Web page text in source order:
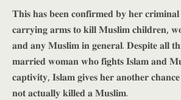
𝐓𝐡𝐢𝐬 𝐡𝐚𝐬 𝐛𝐞𝐞𝐧 𝐜𝐨𝐧𝐟𝐢𝐫𝐦𝐞𝐝 𝐛𝐲 𝐡𝐞𝐫
𝐜𝐚𝐫𝐫𝐲𝐢𝐧𝐠 𝐚𝐫𝐦𝐬 𝐭𝐨 𝐤𝐢𝐥𝐥 𝐌𝐮𝐬𝐥𝐢𝐦 𝐜𝐡𝐢𝐥𝐝𝐫𝐞𝐧,
𝐚𝐧𝐝 𝐚𝐧𝐲 𝐌𝐮𝐬𝐥𝐢𝐦 𝐢𝐧 𝐠𝐞𝐧𝐞𝐫𝐚𝐥. 𝐃𝐞𝐬𝐩𝐢𝐭𝐞 𝐚𝐥𝐥
𝐦𝐚𝐫𝐫𝐢𝐞𝐝 𝐰𝐨𝐦𝐚𝐧 𝐰𝐡𝐨 𝐟𝐢𝐠𝐡𝐭𝐬 𝐈𝐬𝐥𝐚𝐦 𝐚𝐧𝐝
𝐜𝐚𝐩𝐭𝐢𝐯𝐢𝐭𝐲, 𝐈𝐬𝐥𝐚𝐦 𝐠𝐢𝐯𝐞𝐬 𝐡𝐞𝐫 𝐚𝐧𝐨𝐭𝐡𝐞𝐫
𝐧𝐨𝐭 𝐚𝐜𝐭𝐮𝐚𝐥𝐥𝐲 𝐤𝐢𝐥𝐥𝐞𝐝 𝐚 𝐌𝐮𝐬𝐥𝐢𝐦.